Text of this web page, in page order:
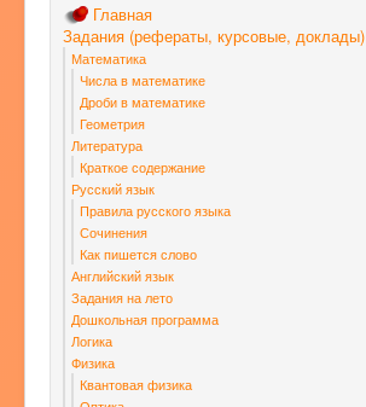
Главная
Задания (рефераты, курсовые, доклады)
Математика
Числа в математике
Дроби в математике
Геометрия
Литература
Краткое содержание
Русский язык
Правила русского языка
Сочинения
Как пишется слово
Английский язык
Задания на лето
Дошкольная программа
Логика
Физика
Квантовая физика